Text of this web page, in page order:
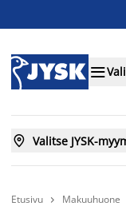

 Valitse JYSK-
Etusivu  Makuuhuone